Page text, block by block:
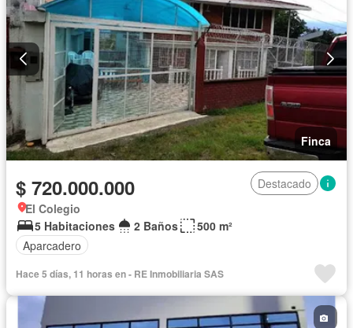
Finca
$ 720.000.000
Destacado
El Colegio
5 Habitaciones
2 Baños
500 m²
Aparcadero
Hace 5 días, 11 horas en - RE Inmobiliaria SAS